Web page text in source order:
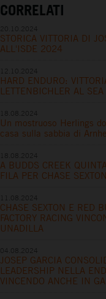
CORRELATI
STORICA VITTORIA DI
ALL'ISDE 2024
HARD ENDURO:
LETTENBICHLER AL
Un mostruoso Herlings
casa sulla sabbia di
A BUDDS CREEK
FILA PER CHASE
CHASE SEXTON E RED
FACTORY RACING
UNADILLA
JOSEP GARCIA
LEADERSHIP NELLA
VINCENDO ANCHE IN